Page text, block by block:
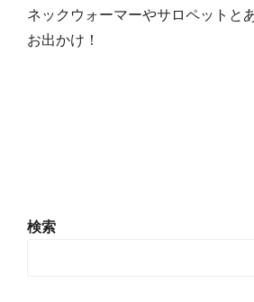
ネックウォーマーやサロペットと
お出かけ！
検索